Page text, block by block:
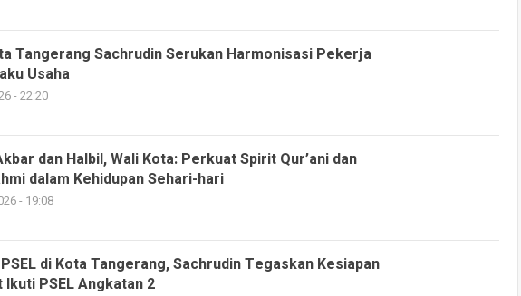
Tangerang Sachrudin Serukan Harmonisasi Pekerja
Usaha
- 22:20
dan Halbil, Wali Kota: Perkuat Spirit Qur’ani dan
dalam Kehidupan Sehari-hari
- 19:08
di Kota Tangerang, Sachrudin Tegaskan Kesiapan
PSEL Angkatan 2